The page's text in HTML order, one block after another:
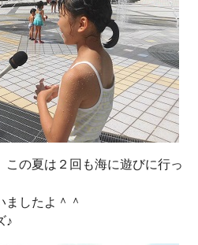
この夏は２回も海に遊びに行っ
ましたよ＾＾
♪